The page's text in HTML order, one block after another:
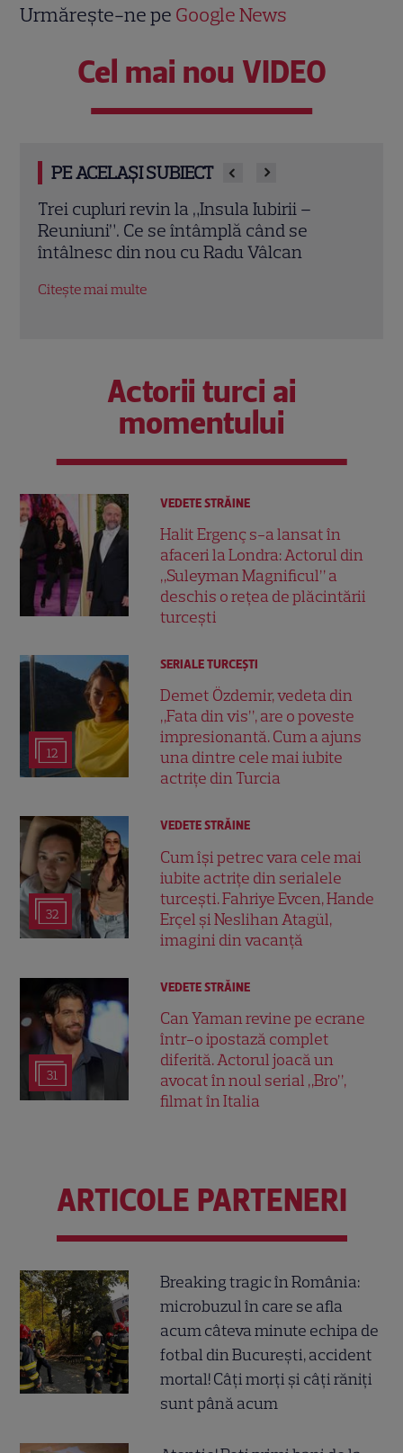
Urmărește-ne pe Google News
Cel mai nou VIDEO
PE ACELAȘI SUBIECT
Cheloo, declarație neașteptată înainte
de Asia Express: „Cred că e singura
chestie la care m-am gândit”
Citește mai multe
Actorii turci ai
momentului
VEDETE STRĂINE
Halit Ergenç s-a lansat în
afaceri la Londra: Actorul din
„Suleyman Magnificul” a
deschis o rețea de plăcintării
turcești
12
SERIALE TURCEŞTI
Demet Özdemir, vedeta din
„Fata din vis”, are o poveste
impresionantă. Cum a ajuns
una dintre cele mai iubite
actrițe din Turcia
32
VEDETE STRĂINE
Cum își petrec vara cele mai
iubite actrițe din serialele
turcești. Fahriye Evcen, Hande
Erçel și Neslihan Atagül,
imagini din vacanță
31
VEDETE STRĂINE
Can Yaman revine pe ecrane
într-o ipostază complet
diferită. Actorul joacă un
avocat în noul serial „Bro”,
filmat în Italia
ARTICOLE PARTENERI
Breaking tragic în România:
microbuzul în care se afla
acum câteva minute echipa de
fotbal din București, accident
mortal! Câți morți și câți răniți
sunt până acum